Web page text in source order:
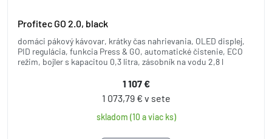
Profitec GO 2.0, black
domáci pákový kávovar, krátky čas nahrievania, OLED displej,
PID regulácia, funkcia Press & GO, automatické čistenie, ECO
režim, bojler s kapacitou 0,3 litra, zásobník na vodu 2,8 l
1 107 €
1 073,79 € v sete
skladom (10 a viac ks)